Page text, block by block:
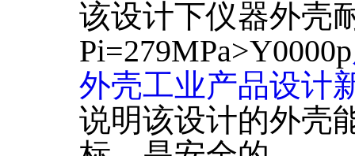
该设计下仪器外壳
Pi=279MPa>Y0000p
外壳工业产品设计
说明该设计的外壳